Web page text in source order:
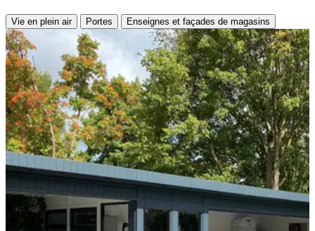
Vie en plein air Portes Enseignes et façades de magasins